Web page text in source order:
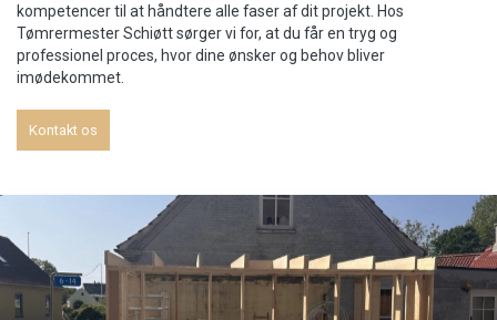
kompetencer til at håndtere alle faser af dit projekt. Hos
Tømrermester Schiøtt sørger vi for, at du får en tryg og
professionel proces, hvor dine ønsker og behov bliver
imødekommet.
Kontakt os